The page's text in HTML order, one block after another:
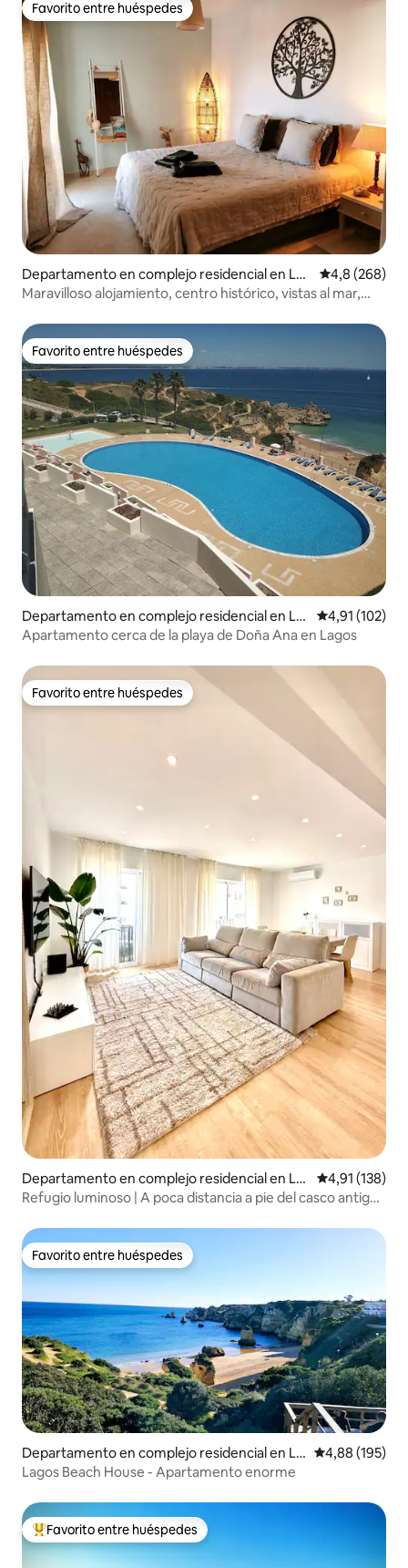
Favorito entre huéspedes
Favorito entre huéspedes
Departamento en complejo residencial en Lag
os
Calificación
4,8 (268)
Maravilloso alojamiento, centro histórico, vistas al mar,
Favorito entre huéspedes
Favorito entre huéspedes
Departamento en complejo residencial en La
gos
Calificación
4,91 (102)
Apartamento cerca de la playa de Doña Ana en Lagos
Favorito entre huéspedes
Favorito entre huéspedes
Departamento en complejo residencial en La
gos
Calificación
4,91 (138)
Refugio luminoso | A poca distancia a pie del casco antiguo
Favorito entre huéspedes
Favorito entre huéspedes
Departamento en complejo residencial en La
gos
Calificación
4,88 (195)
Lagos Beach House - Apartamento enorme
Favorito entre los huéspedes más destacados
Favorito entre huéspedes